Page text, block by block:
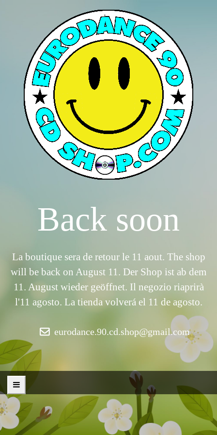
Back soon
La boutique sera de retour le 11 aout. The shop
will be back on August 11. Der Shop ist ab dem
11. August wieder geöffnet. Il negozio riaprirà
l'11 agosto. La tienda volverá el 11 de agosto.
eurodance.90.cd.shop@gmail.com